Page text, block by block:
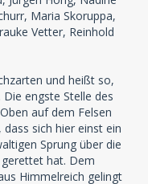
Maria Skoruppa,
Vetter, Reinhold
und heißt so,
engste Stelle des
auf dem Felsen
sich hier einst ein
Sprung über die
hat. Dem
Himmelreich gelingt